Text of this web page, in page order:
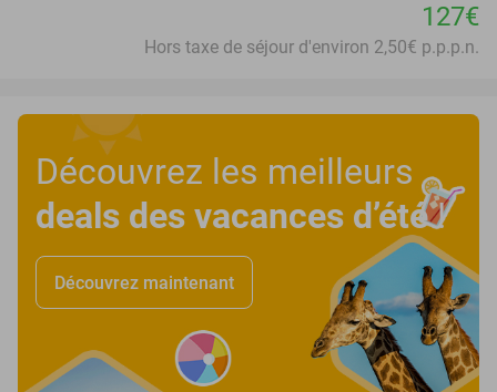
127€
Hors taxe de séjour d'environ 2,50€ p.p.p.n.
Découvrez les meilleurs
deals des vacances d’été!
Découvrez maintenant